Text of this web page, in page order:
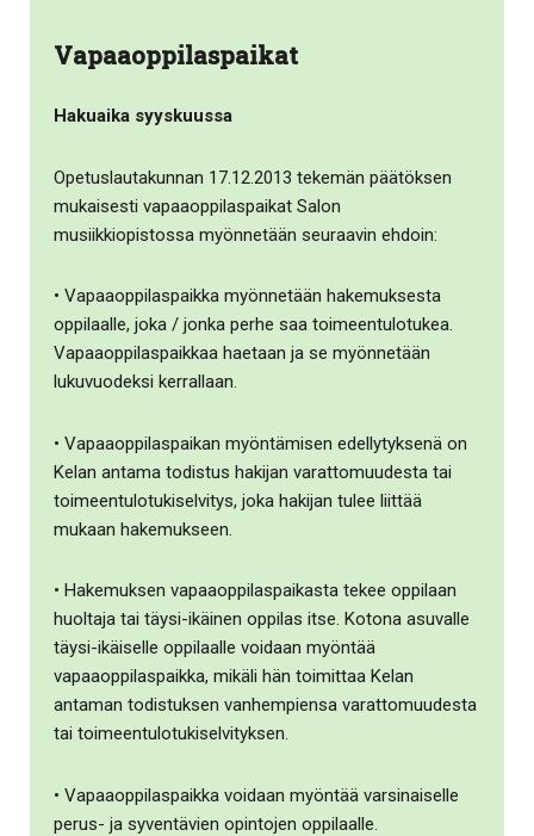
Vapaaoppilaspaikat
Hakuaika syyskuussa
Opetuslautakunnan 17.12.2013 tekemän päätöksen
mukaisesti vapaaoppilaspaikat Salon
musiikkiopistossa myönnetään seuraavin ehdoin:
• Vapaaoppilaspaikka myönnetään hakemuksesta
oppilaalle, joka / jonka perhe saa toimeentulotukea.
Vapaaoppilaspaikkaa haetaan ja se myönnetään
lukuvuodeksi kerrallaan.
• Vapaaoppilaspaikan myöntämisen edellytyksenä on
Kelan antama todistus hakijan varattomuudesta tai
toimeentulotukiselvitys, joka hakijan tulee liittää
mukaan hakemukseen.
• Hakemuksen vapaaoppilaspaikasta tekee oppilaan
huoltaja tai täysi-ikäinen oppilas itse. Kotona asuvalle
täysi-ikäiselle oppilaalle voidaan myöntää
vapaaoppilaspaikka, mikäli hän toimittaa Kelan
antaman todistuksen vanhempiensa varattomuudesta
tai toimeentulotukiselvityksen.
• Vapaaoppilaspaikka voidaan myöntää varsinaiselle
perus- ja syventävien opintojen oppilaalle.